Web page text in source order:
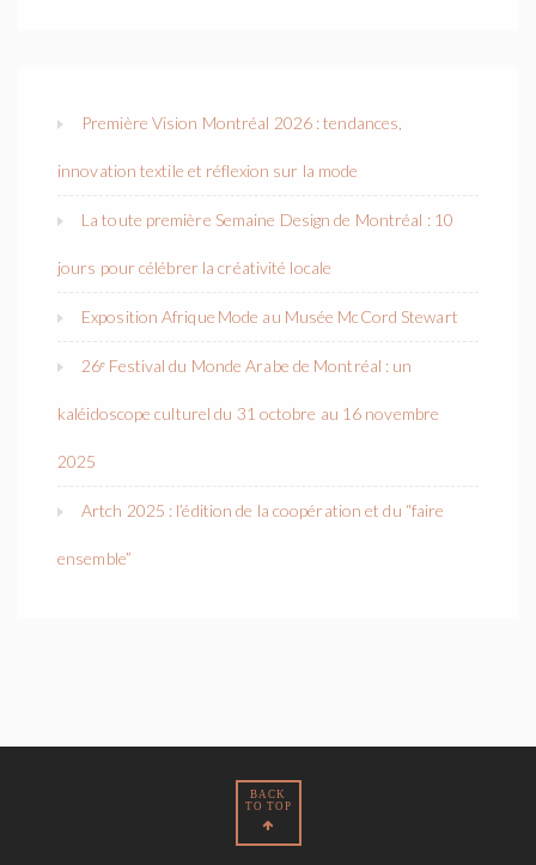
Première Vision Montréal 2026 : tendances,
innovation textile et réflexion sur la mode
La toute première Semaine Design de Montréal : 10
jours pour célébrer la créativité locale
Exposition Afrique Mode au Musée McCord Stewart
26ᵉ Festival du Monde Arabe de Montréal : un
kaléidoscope culturel du 31 octobre au 16 novembre
2025
Artch 2025 : l’édition de la coopération et du “faire
ensemble”
BACK
TO TOP